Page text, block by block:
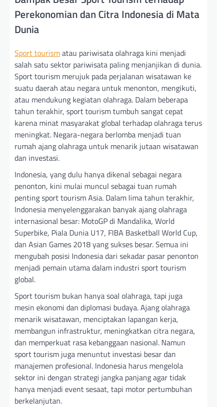
Perekonomian dan Citra Indonesia di Mata
Dunia
Sport tourismatau pariwisata olahraga kini menjadi
salah satu sektor pariwisata paling menjanjikan di dunia.
Sport tourism merujuk pada perjalanan wisatawan ke
suatu daerah atau negara untuk menonton, mengikuti,
atau mendukung kegiatan olahraga. Dalam beberapa
tahun terakhir, sport tourism tumbuh sangat cepat
karena minat masyarakat global terhadap olahraga terus
meningkat. Negara-negara berlomba menjadi tuan
rumah ajang olahraga untuk menarik jutaan wisatawan
dan investasi.
Indonesia, yang dulu hanya dikenal sebagai negara
penonton, kini mulai muncul sebagai tuan rumah
penting sport tourism Asia. Dalam lima tahun terakhir,
Indonesia menyelenggarakan banyak ajang olahraga
internasional besar: MotoGP di Mandalika, World
Superbike, Piala Dunia U17, FIBA Basketball World Cup,
dan Asian Games 2018 yang sukses besar. Semua ini
mengubah posisi Indonesia dari sekadar pasar penonton
menjadi pemain utama dalam industri sport tourism
global.
Sport tourism bukan hanya soal olahraga, tapi juga
mesin ekonomi dan diplomasi budaya. Ajang olahraga
menarik wisatawan, menciptakan lapangan kerja,
membangun infrastruktur, meningkatkan citra negara,
dan memperkuat rasa kebanggaan nasional. Namun
sport tourism juga menuntut investasi besar dan
manajemen profesional. Indonesia harus mengelola
sektor ini dengan strategi jangka panjang agar tidak
hanya menjadi event sesaat, tapi motor pertumbuhan
berkelanjutan.